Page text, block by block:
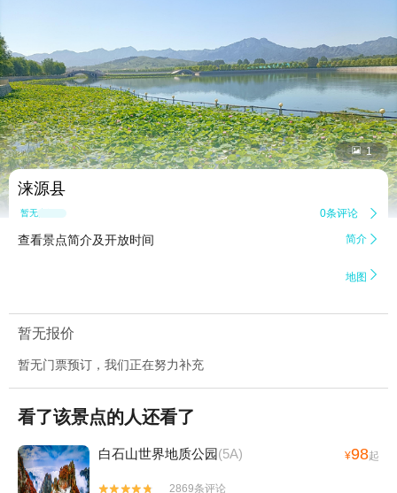
 1
涞源县
暂无点评 0条评论 
查看景点简介及开放时间 简介 
地图 
暂无报价
暂无门票预订，我们正在努力补充
看了该景点的人还看了
白石山世界地质公园(5A) ¥98起


2869条评论